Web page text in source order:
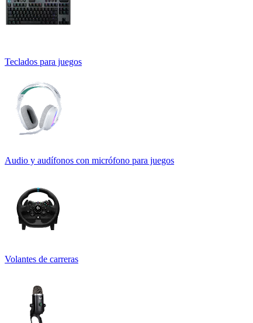
Teclados para juegos
Audio y audífonos con micrófono para juegos
Volantes de carreras